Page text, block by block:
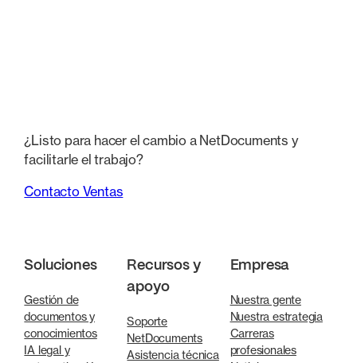
¿Listo para hacer el cambio a NetDocuments y
facilitarle el trabajo?
Contacto Ventas
Soluciones
Gestión de
documentos y
conocimientos
IA legal y
Recursos y
apoyo
Soporte
NetDocuments
Asistencia técnica
Empresa
Nuestra gente
Nuestra estrategia
Carreras
profesionales